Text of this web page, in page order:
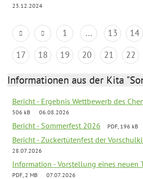
23.12.2024
1 ... 13 14
17
18 19 20 21 22
Informationen aus der Kita
Bericht - Ergebnis Wettbewerb des
506 kB
06.08.2026
Bericht - Sommerfest 2026 PDF, 196 kB
Bericht - Zuckertütenfest der
28.07.2026
Information - Vorstellung eines neuen
PDF, 2 MB 07.07.2026